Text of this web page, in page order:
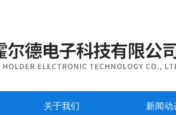
关于我们 新闻动